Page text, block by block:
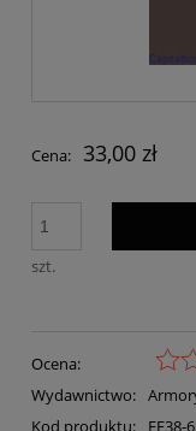
Cena: 33,00 zł
szt.
Ocena:
Wydawnictwo:
Kod produktu:
EE38-